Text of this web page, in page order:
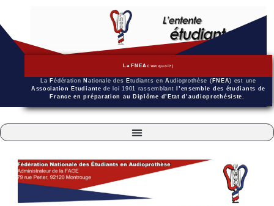
La FNEA C'est quoi?
La Fédération N ationale des Etudiants enAudioprothèse ( FNEA) est une
Association Etudiante de loi 1901 rassemblant
l’ensemble des étudiants de
France en préparation au Diplôme d’Etat d’audioprothésiste.